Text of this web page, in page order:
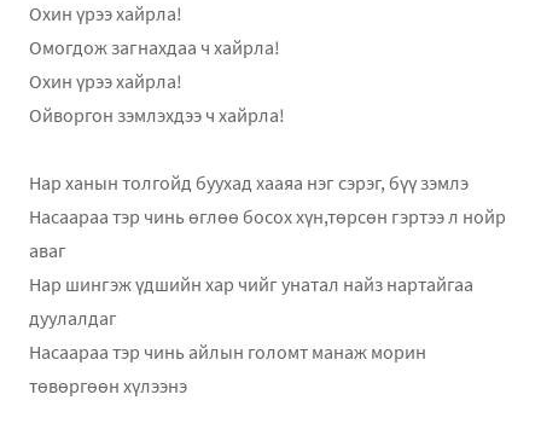
Охин үрээ хайрла!
Омогдож загнахдаа ч хайрла!
Охин үрээ хайрла!
Ойворгон зэмлэхдээ ч хайрла!
Нар ханын толгойд буухад хааяа нэг сэрэг, бүү зэмлэ
Насаараа тэр чинь өглөө босох хүн,төрсөн гэртээ л нойр
аваг
Нар шингэж үдшийн хар чийг унатал найз нартайгаа
дуулалдаг
Насаараа тэр чинь айлын голомт манаж морин
төвөргөөн хүлээнэ